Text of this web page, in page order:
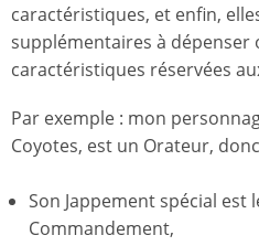
caractéristiques, et enfin,
supplémentaires à dépenser
caractéristiques réservées
Par exemple : mon
Coyotes, est un Orateur,
Son Jappement spécial est
Commandement,